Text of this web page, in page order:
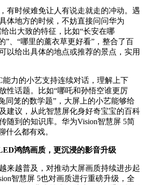
时候难免让人有说走就走的冲动。遇
体地方的时候，不妨直接问问华为
出大致的特征，比如“长安在哪
”、“哪里的薰衣草更好看”，整合了百
以给出具体的地点或推荐的景点，实用
力的小艺支持连续对话，理解上下
性话题。比如“哪吒和孙悟空谁更厉
同笼的数学题”，大屏上的小艺能够给
建议，从此智慧屏化身好奇宝宝的百科
随到的知识库。华为Vision智慧屏 5简
什么都有戏。
鸿鹄画质，更沉浸的影音升级
越普及，对推动大屏画质持续进步起
智慧屏 5也对画质进行重磅升级，全